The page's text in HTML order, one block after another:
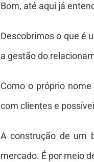
Bom, até aqui já
Descobrimos o que é
a gestão do
Como o próprio
com clientes e
A construção de um
mercado. É por meio